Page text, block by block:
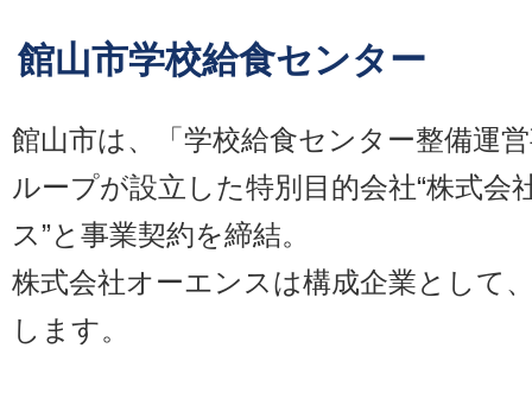
館山市学校給食センター
館山市は、「学校給食センター整備運
ループが設立した特別目的会社“株式会
ス”と事業契約を締結。
株式会社オーエンスは構成企業として
します。